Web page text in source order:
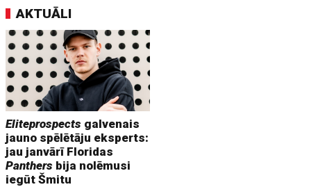
AKTUĀLI
Eliteprospects galvenais
jauno spēlētāju eksperts:
jau janvārī Floridas
Panthers bija nolēmusi
iegūt Šmitu